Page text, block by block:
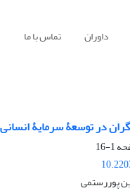
داوران تماس با ما
در توسعۀ سرمایۀ
1-16
پوررستمی